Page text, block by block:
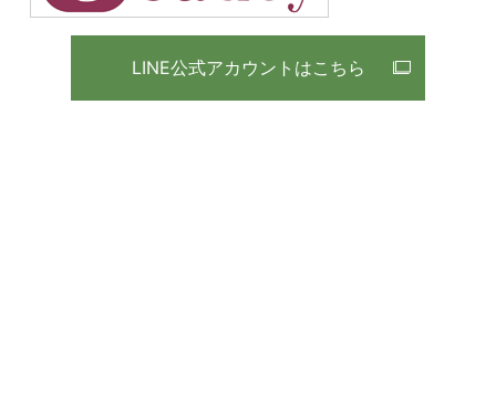
2025/03/12
ＶＩＯ脱毛LINE公式アカウントはこちら